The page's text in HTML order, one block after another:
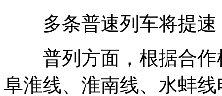
多条普速列车将提速
普列方面，根据合作
阜淮线、淮南线、水蚌